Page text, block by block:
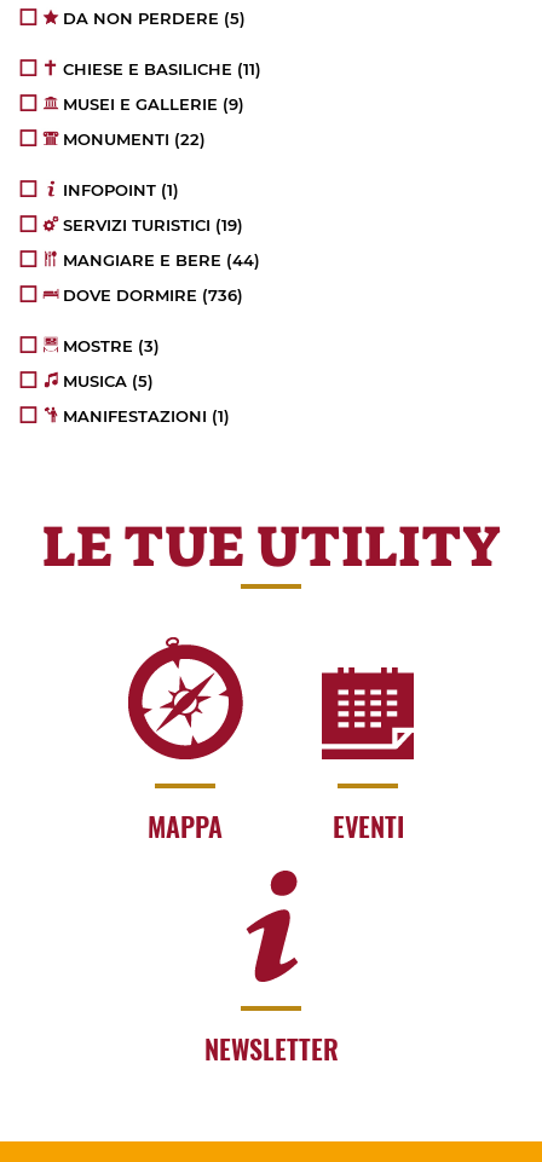
DA NON PERDERE (5)
CHIESE E BASILICHE (11)
MUSEI E GALLERIE (9)
MONUMENTI (22)
INFOPOINT (1)
SERVIZI TURISTICI (19)
MANGIARE E BERE (44)
DOVE DORMIRE (736)
MOSTRE (3)
MUSICA (5)
MANIFESTAZIONI (1)
LE TUE UTILITY
MAPPA EVENTI
NEWSLETTER